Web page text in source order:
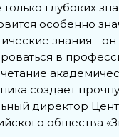
глубоких
особенно
знания -
в
создает
директор
общества